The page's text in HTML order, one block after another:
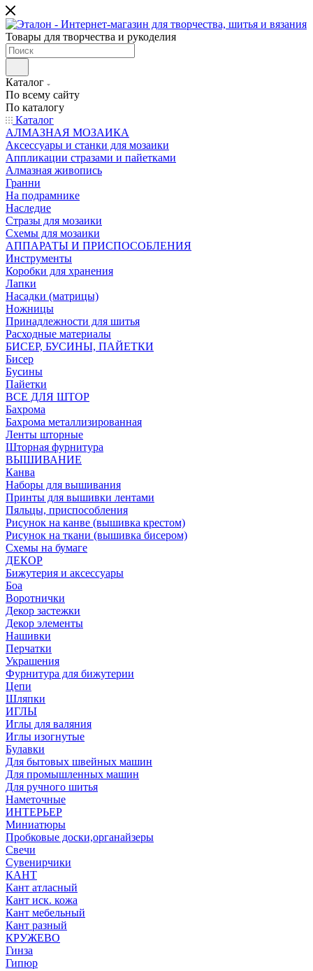
Товары для творчества и рукоделия
Каталог
По всему сайту
По каталогу
Каталог
АЛМАЗНАЯ МОЗАИКА
Аксессуары и станки для мозаики
Аппликации стразами и пайетками
Алмазная живопись
Гранни
На подрамнике
Наследие
Стразы для мозаики
Схемы для мозаики
АППАРАТЫ И ПРИСПОСОБЛЕНИЯ
Инструменты
Коробки для хранения
Лапки
Насадки (матрицы)
Ножницы
Принадлежности для шитья
Расходные материалы
БИСЕР, БУСИНЫ, ПАЙЕТКИ
Бисер
Бусины
Пайетки
ВСЕ ДЛЯ ШТОР
Бахрома
Бахрома металлизированная
Ленты шторные
Шторная фурнитура
ВЫШИВАНИЕ
Канва
Наборы для вышивания
Принты для вышивки лентами
Пяльцы, приспособления
Рисунок на канве (вышивка крестом)
Рисунок на ткани (вышивка бисером)
Схемы на бумаге
ДЕКОР
Бижутерия и аксессуары
Боа
Воротнички
Декор застежки
Декор элементы
Нашивки
Перчатки
Украшения
Фурнитура для бижутерии
Цепи
Шляпки
ИГЛЫ
Иглы для валяния
Иглы изогнутые
Булавки
Для бытовых швейных машин
Для промышленных машин
Для ручного шитья
Наметочные
ИНТЕРЬЕР
Миниатюры
Пробковые доски,органайзеры
Свечи
Сувенирчики
КАНТ
Кант атласный
Кант иск. кожа
Кант мебельный
Кант разный
КРУЖЕВО
Гинза
Гипюр